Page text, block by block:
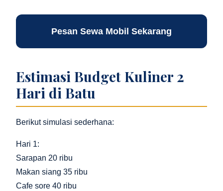
Pesan Sewa Mobil Sekarang
Estimasi Budget Kuliner 2
Hari di Batu
Berikut simulasi sederhana:
Hari 1:
Sarapan 20 ribu
Makan siang 35 ribu
Cafe sore 40 ribu